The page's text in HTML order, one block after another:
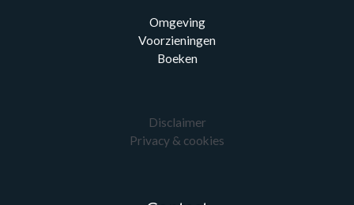
Omgeving
Voorzieningen
Boeken
Disclaimer
Privacy & cookies